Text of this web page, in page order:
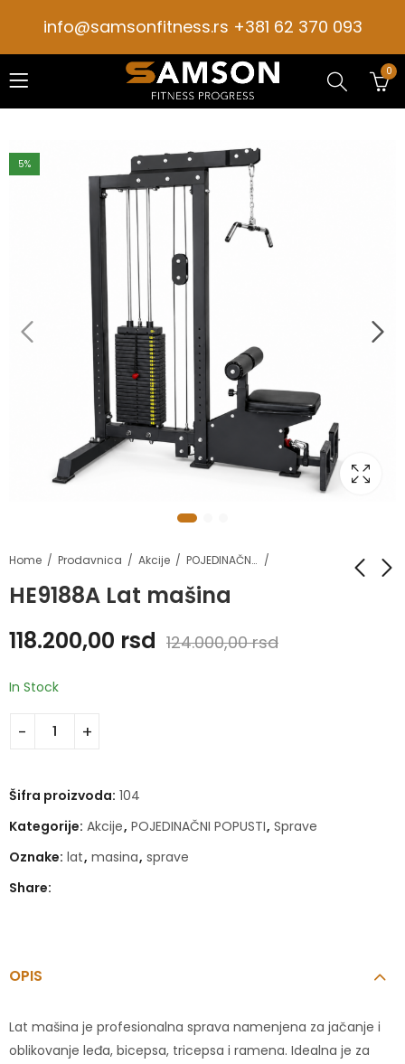
info@samsonfitness.rs +381 62 370 093
0
5%
Home Prodavnica Akcije POJEDINAČNI POPUSTI
HE9188A Lat mašina
190.000,00
box
118.200,00 rsd 124.000,00rsd
In Stock
Šifra proizvoda: 104
Kategorije: Akcije, POJEDINAČNI POPUSTI, Sprave
Oznake: lat, masina, sprave
Share:
OPIS
Lat mašina je profesionalna sprava namenjena za jačanje i
oblikovanje leđa, bicepsa, tricepsa i ramena. Idealna je za